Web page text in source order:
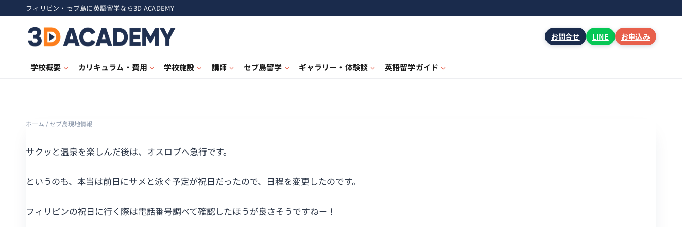
フィリピン・セブ島に英語留学なら3D ACADEMY
お問合せ LINE お申込み
学校概要 カリキュラム・費用 学校施設 講師 セブ島留学 ギャラリー・体験談 英語留学ガイド
ホーム / セブ島現地情報
サクッと温泉を楽しんだ後は、オスロブへ急行です。
というのも、本当は前日にサメと泳ぐ予定が祝日だったので、日程を変更したのです。
フィリピンの祝日に行く際は電話番号調べて確認したほうが良さそうですねー！